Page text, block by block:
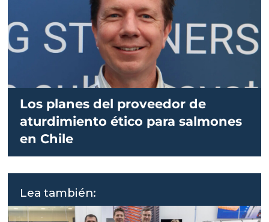
Los planes del proveedor de
aturdimiento ético para salmones
en Chile
Lea también: